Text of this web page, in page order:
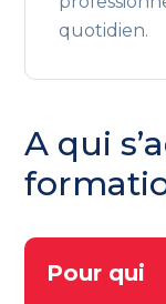
quotidien.
A qui
Pour qui